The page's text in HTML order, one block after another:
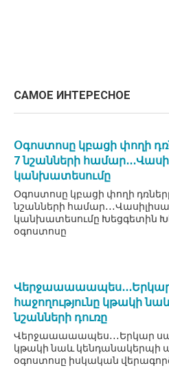
САМОЕ ИНТЕРЕСНОЕ
Օգոստոսը կբացի փողի
7 նշանների
կանխատեսումը
Օգոստոսը կբացի փողի
նշանների համար․․․Վասիլիսա
կանխատեսումը Խեցգետին
օգոստոսը
հաջողությունը կթակի
նշանների դուռը
Վերջաաաաապես․․․Երկար
կթակի նաև կենդանակերպի
օգոստոսը իսկական